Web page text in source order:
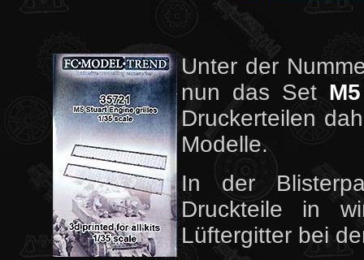
Unter der
nun das Set
Druckerteilen
Modelle.
In der
Druckteile in
Lüftergitter bei